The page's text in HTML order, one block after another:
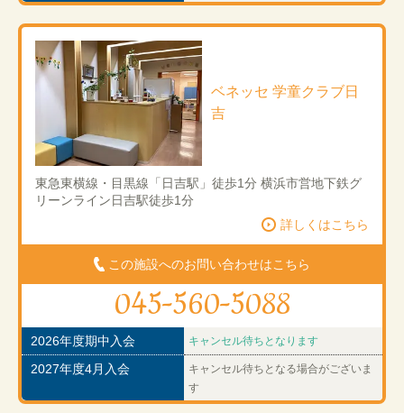
ベネッセ 学童クラブ日
吉
東急東横線・目黒線「日吉駅」徒歩1分 横浜市営地下鉄グ
リーンライン日吉駅徒歩1分
詳しくはこちら
この施設へのお問い合わせはこちら
045-560-5088
2026年度期中入会 キャンセル待ちとなります
2027年度4月入会
キャンセル待ちとなる場合がございま
す